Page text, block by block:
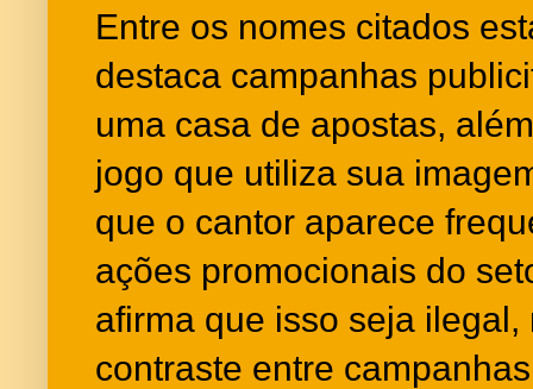
Entre os nomes citados
destaca campanhas
uma casa de apostas,
jogo que utiliza sua
que o cantor aparece
ações promocionais do
afirma que isso seja
contraste entre